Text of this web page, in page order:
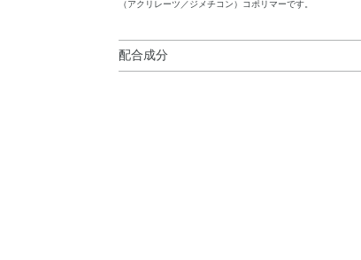
（アクリレーツ／ジメチコン）コポリマーです。
配合成分